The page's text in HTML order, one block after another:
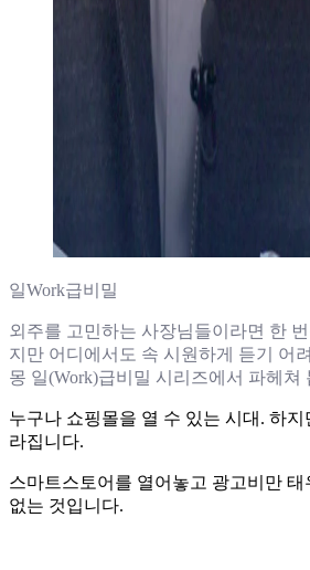
일Work급비밀
외주를 고민하는 사장님들이라면 한
지만 어디에서도 속 시원하게 듣기 어
몽 일(Work)급비밀 시리즈에서 파헤쳐
누구나 쇼핑몰을 열 수 있는 시대. 하
라집니다.
스마트스토어를 열어놓고 광고비만
없는 것입니다.